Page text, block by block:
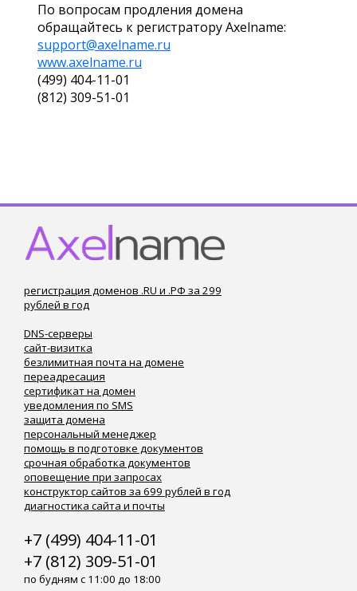
По вопросам продления домена
обращайтесь к регистратору Axelname:
support@axelname.ru
www.axelname.ru
(499) 404-11-01
(812) 309-51-01
регистрация доменов .RU и .РФ за 299
рублей в год
DNS-серверы
сайт-визитка
безлимитная почта на домене
переадресация
сертификат на домен
уведомления по SMS
защита домена
персональный менеджер
помощь в подготовке документов
срочная обработка документов
оповещение при запросах
конструктор сайтов за 699 рублей в год
диагностика сайта и почты
+7 (499) 404-11-01
+7 (812) 309-51-01
по будням с 11:00 до 18:00